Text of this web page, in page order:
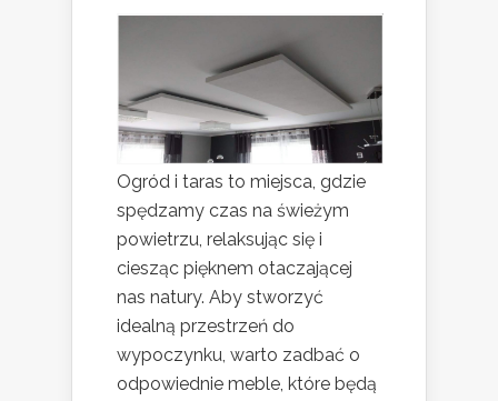
Ogród i taras to miejsca, gdzie
spędzamy czas na świeżym
powietrzu, relaksując się i
ciesząc pięknem otaczającej
nas natury. Aby stworzyć
idealną przestrzeń do
wypoczynku, warto zadbać o
odpowiednie meble, które będą